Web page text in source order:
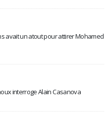
avait un atout pour attirer Mohamed
interroge Alain Casanova